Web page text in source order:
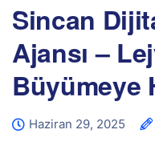
Sincan
Ajansı –
Büyümeye
Haziran 29, 2025